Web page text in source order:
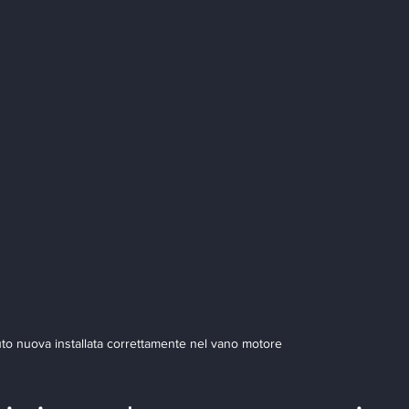
nuova installata correttamente nel vano motore